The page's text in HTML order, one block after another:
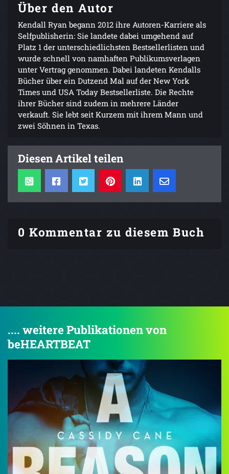
Über den Autor
Kendall Ryan begann 2012 ihre Autoren-Karriere als
Selfpublisherin: Sie landete dabei umgehend auf
Platz 1 der unterschiedlichsten Bestsellerlisten und
wurde schnell von namhaften Publikumsverlagen
unter Vertrag genommen. Dabei landeten Kendalls
Bücher über ein Dutzend Mal auf der New York
Times und USA Today Bestsellerliste. Die Rechte
ihrer Bücher sind zudem in mehrere Länder
verkauft. Sie lebt seit Kurzem mit ihrem Mann und
zwei Söhnen in Texas.
Diesen Artikel teilen
0 Kommentar zu diesem Buch
.... weitere Publikationen von
beHEARTBEAT